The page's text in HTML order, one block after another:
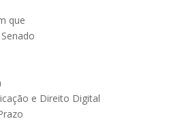
que
e Direito Digital